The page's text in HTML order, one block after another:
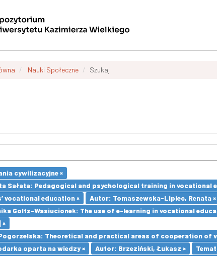
Nauki Społeczne Szukaj
cywilizacyjne ×
Sałata: Pedagogical and psychological training in vocational
vocational education ×
Autor: Tomaszewska-Lipiec, Renata ×
Goltz-Wasiucionek: The use of e-learning in vocational
Theoretical and practical areas of cooperation of
oparta na wiedzy ×
Autor: Brzeziński, Łukasz ×